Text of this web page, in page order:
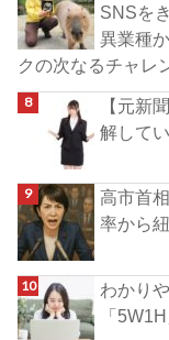
SNSを
異業種
クの次なるチャレ
【元新
解して
高市首
率から
わかり
「